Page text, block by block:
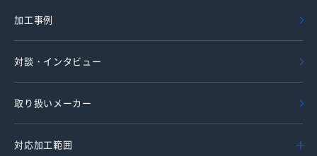
加工事例
対談・インタビュー
取り扱いメーカー
対応加工範囲